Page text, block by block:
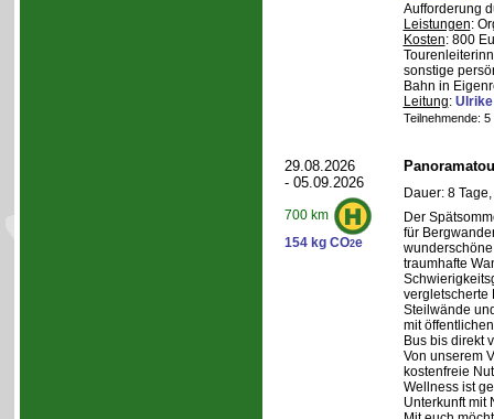
Aufforderung
Leistungen:
Kosten: 800
sonstige
Bahn in
Leitung:
Teilnehmende:
29.08.2026
- 05.09.2026
700 km
154 kg CO2e
Dauer: 8
Der
für
traumhafte
vergletscherte
Steilwände
mit
Bus bis direkt
Von unserem
kostenfreie
Wellness ist
Unterkunft mit